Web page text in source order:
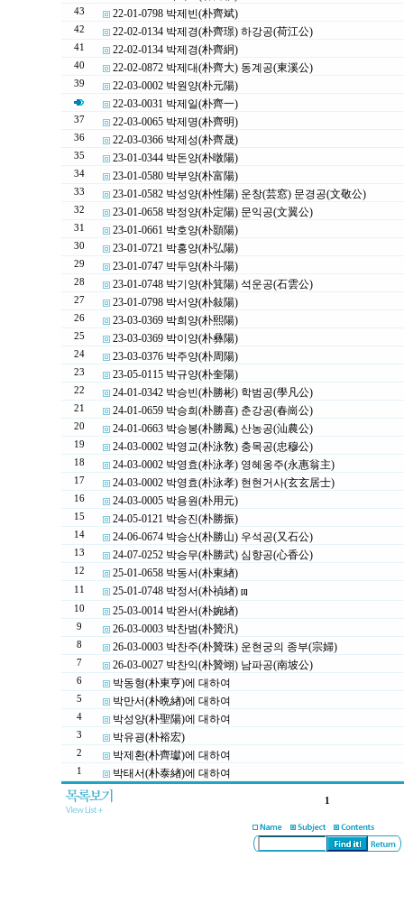
43 22-01-0798 박제빈(朴齊斌)
42 22-02-0134 박제경(朴齊璟) 하강공(荷江公)
41 22-02-0134 박제경(朴齊絅)
40 22-02-0872 박제대(朴齊大) 동계공(東溪公)
39
22-03-0002 박원양(朴元陽)
22-03-0031 박제일(朴齊一)
37 22-03-0065 박제명(朴齊明)
36 22-03-0366 박제성(朴齊晟)
35 23-01-0344 박돈양(朴暾陽)
34 23-01-0580 박부양(朴富陽)
33 23-01-0582 박성양(朴性陽) 운창(芸窓) 문경공(文敬公)
32 23-01-0658 박정양(朴定陽) 문익공(文翼公)
31 23-01-0661 박호양(朴顥陽)
30 23-01-0721 박홍양(朴弘陽)
29 23-01-0747 박두양(朴斗陽)
28 23-01-0748 박기양(朴箕陽) 석운공(石雲公)
27 23-01-0798 박서양(朴敍陽)
26 23-03-0369 박희양(朴熙陽)
25 23-03-0369 박이양(朴彝陽)
24 23-03-0376 박주양(朴周陽)
23 23-05-0115 박규양(朴奎陽)
22 24-01-0342 박승빈(朴勝彬) 학범공(學凡公)
21 24-01-0659 박승희(朴勝喜) 춘강공(春崗公)
20 24-01-0663 박승봉(朴勝鳳) 산농공(汕農公)
19 24-03-0002 박영교(朴泳敎) 충목공(忠穆公)
18 24-03-0002 박영효(朴泳孝) 영혜옹주(永惠翁主)
17 24-03-0002 박영효(朴泳孝) 현현거사(玄玄居士)
16 24-03-0005 박용원(朴用元)
15 24-05-0121 박승진(朴勝振)
14 24-06-0674 박승산(朴勝山) 우석공(又石公)
13 24-07-0252 박승무(朴勝武) 심향공(心香公)
12 25-01-0658 박동서(朴東緖)
11 25-01-0748 박정서(朴禎緖) [1]
10 25-03-0014 박완서(朴婉緖)
9 26-03-0003 박찬범(朴贊汎)
8 26-03-0003 박찬주(朴贊珠) 운현궁의 종부(宗婦)
7 26-03-0027 박찬익(朴贊翊) 남파공(南坡公)
6 박동형(朴東亨)에 대하여
5 박만서(朴晩緖)에 대하여
4 박성양(朴聖陽)에 대하여
3 박유굉(朴裕宏)
2 박제환(朴齊瓛)에 대하여
1 박태서(朴泰緖)에 대하여
1